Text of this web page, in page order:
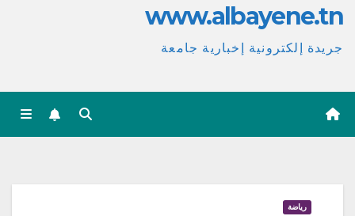
www.albayene.tn
جريدة إلكترونية إخبارية جامعة
رياضة